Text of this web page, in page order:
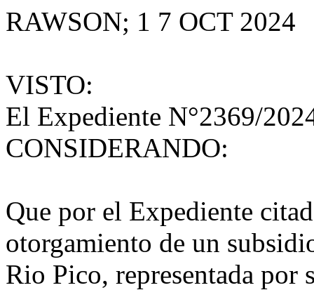
RAWSON; 1 7 OCT 2024
VISTO:
El Expediente N°2369/
CONSIDERANDO:
Que por el Expediente
otorgamiento de un
Rio Pico, representada por